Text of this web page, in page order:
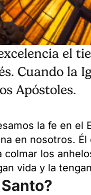
el
Cuando la
Apóstoles.
la fe en el
en nosotros.
colmar los
vida y la